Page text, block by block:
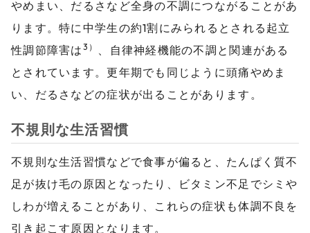
やめまい、だるさなど全身の不調につながることがあ
ります。特に中学生の約1割にみられるとされる起立
性調節障害は 3）
、自律神経機能の不調と関連がある
とされています。更年期でも同じように頭痛やめま
い、だるさなどの症状が出ることがあります。
不規則な生活習慣
不規則な生活習慣などで食事が偏ると、たんぱく質不
足が抜け毛の原因となったり、ビタミン不足でシミや
しわが増えることがあり、これらの症状も体調不良を
引き起こす原因となります。